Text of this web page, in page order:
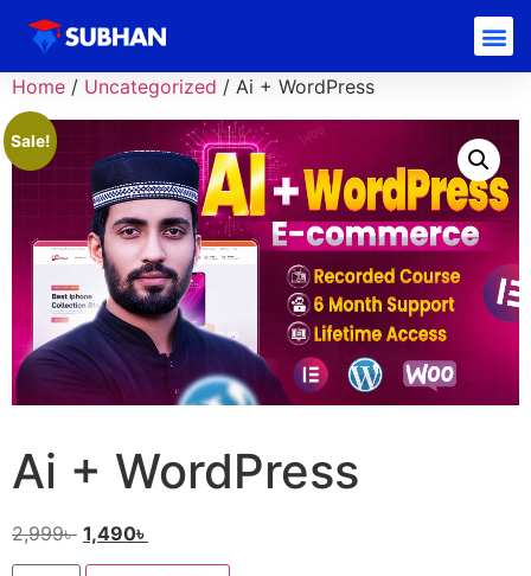
Home / Uncategorized / Ai + WordPress
Sale!
Ai + WordPress
2,999৳ 1,490৳